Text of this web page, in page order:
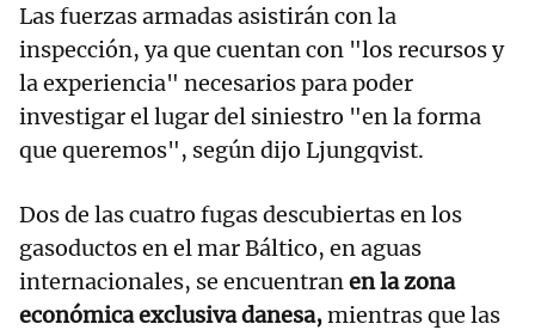
Las fuerzas armadas asistirán con la
inspección, ya que cuentan con "los recursos y
la experiencia" necesarios para poder
investigar el lugar del siniestro "en la forma
que queremos", según dijo Ljungqvist.
Dos de las cuatro fugas descubiertas en los
gasoductos en el mar Báltico, en aguas
internacionales, se encuentranen la zona
económica exclusiva danesa,mientras que las